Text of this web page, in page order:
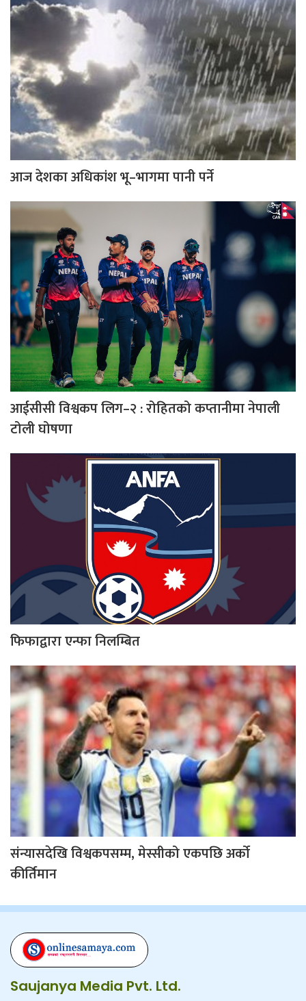
आज देशका अधिकांश भू–भागमा पानी पर्ने
आईसीसी विश्वकप लिग–२ : रोहितको कप्तानीमा नेपाली
टोली घोषणा
फिफाद्वारा एन्फा निलम्बित
संन्यासदेखि विश्वकपसम्म, मेस्सीको एकपछि अर्को
कीर्तिमान
Saujanya Media Pvt. Ltd.